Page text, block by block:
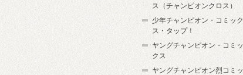
ス（チャンピオンクロス）
少年チャンピオン・コミック
ス・タップ！
ヤングチャンピオン・コミッ
クス
ヤングチャンピオン烈コミッ